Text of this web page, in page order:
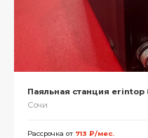
Паяльная станция erintop
Сочи
Рассрочка от 713 ₽/мес.